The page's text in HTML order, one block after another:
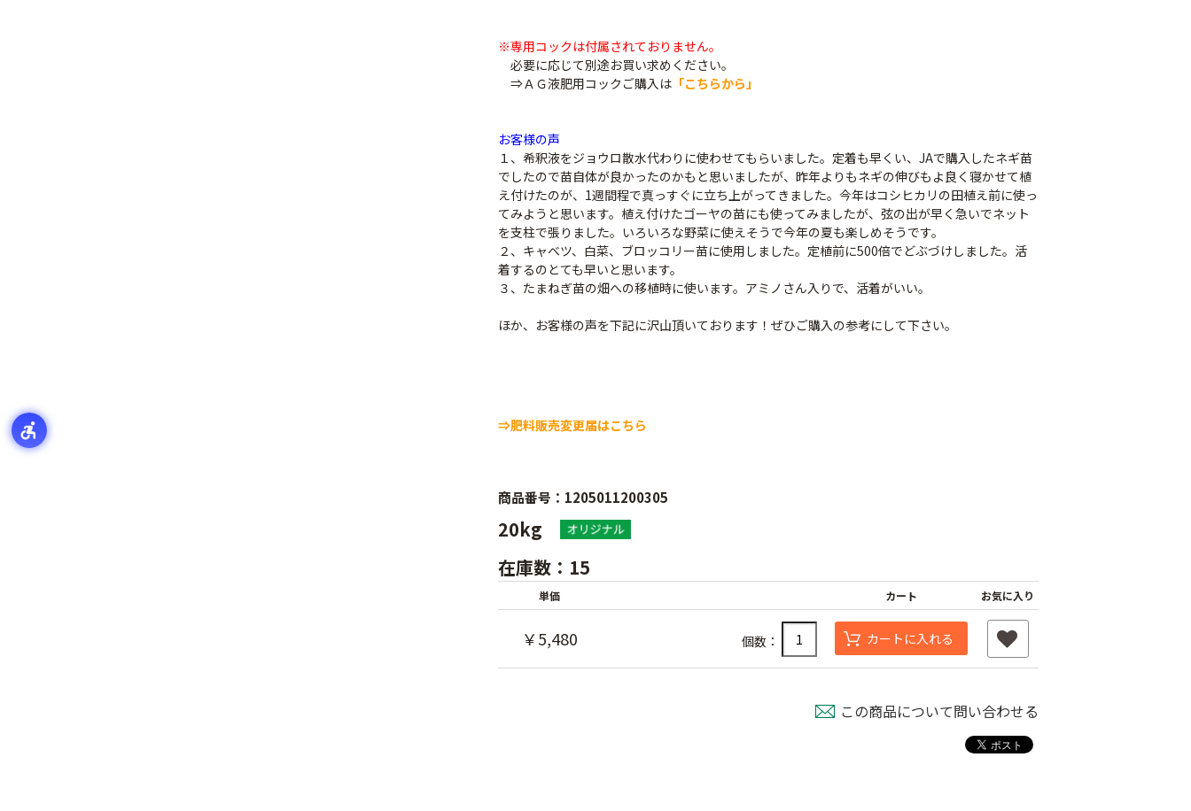
※専用コックは付属されておりません。
必要に応じて別途お買い求めください。
⇒ＡＧ液肥用コックご購入は 「こちらから」
お客様の声
１、希釈液をジョウロ散水代わりに使わせてもらいました。定着も早くい、JAで購入したネギ苗
でしたので苗自体が良かったのかもと思いましたが、昨年よりもネギの伸びもよ良く寝かせて植
え付けたのが、1週間程で真っすぐに立ち上がってきました。今年はコシヒカリの田植え前に使っ
てみようと思います。植え付けたゴーヤの苗にも使ってみましたが、弦の出が早く急いでネット
を支柱で張りました。いろいろな野菜に使えそうで今年の夏も楽しめそうです。
２、キャベツ、白菜、ブロッコリー苗に使用しました。定植前に500倍でどぶづけしました。活
着するのとても早いと思います。
３、たまねぎ苗の畑への移植時に使います。アミノさん入りで、活着がいい。
ほか、お客様の声を下記に沢山頂いております！ぜひご購入の参考にして下さい。
⇒肥料販売変更届はこちら
商品番号：1205011200305
20kg
在庫数：15
単価 カート お気に入り
￥5,480 個数： カートに入れる
この商品について問い合わせる